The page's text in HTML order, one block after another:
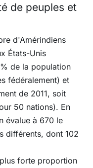
de peuples et
d'Amérindiens
États-Unis
de la population
fédéralement) et
de 2011, soit
50 nations). En
évalue à 670 le
différents, dont 102
forte proportion